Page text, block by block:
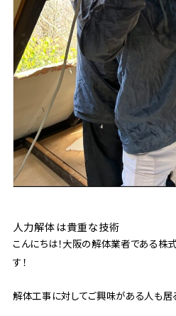
人力解体は貴重な技術
こんにちは！大阪の解体業者である
す！
解体工事に対してご興味がある人も居